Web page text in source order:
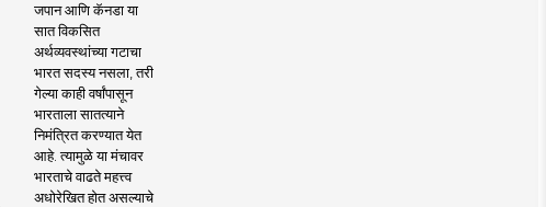
जपान आणि कॅनडा या
सात विकसित
अर्थव्यवस्थांच्या गटाचा
भारत सदस्य नसला, तरी
गेल्या काही वर्षांपासून
भारताला सातत्याने
निमंत्रित करण्यात येत
आहे. त्यामुळे या मंचावर
भारताचे वाढते महत्त्व
अधोरेखित होत असल्याचे